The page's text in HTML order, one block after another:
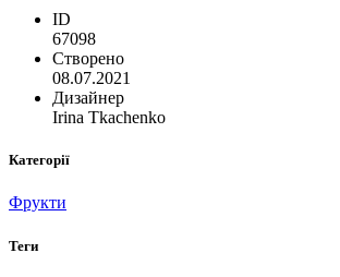
ID
67098
Створено
08.07.2021
Дизайнер
Irina Tkachenko
Категорії
Фрукти
Теги